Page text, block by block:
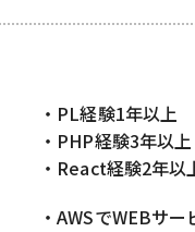
・PL経験1年以上
・PHP経験3年以上
・React経験2年以
・AWSでWEBサ